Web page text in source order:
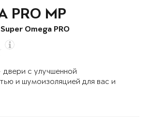
PRO MP
Omega PRO
двери с улучшенной
и шумоизоляцией для вас и